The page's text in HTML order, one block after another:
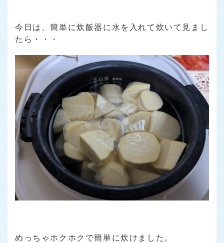
今日は、簡単に炊飯器に水を入れて炊いて見まし
たら・・・
めっちゃホクホクで簡単に炊けました。